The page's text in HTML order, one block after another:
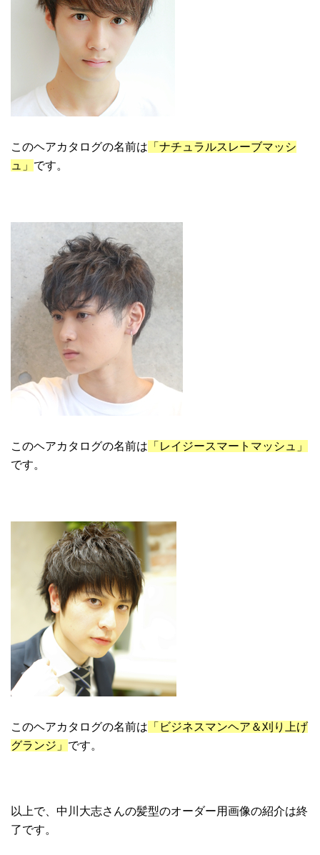
このヘアカタログの名前は 「ナチュラルスレーブマッシ
ュ」 です。
このヘアカタログの名前は 「レイジースマートマッシュ」
です。
このヘアカタログの名前は 「ビジネスマンヘア＆刈り上げ
グランジ」 です。
以上で、中川大志さんの髪型のオーダー用画像の紹介は終
了です。